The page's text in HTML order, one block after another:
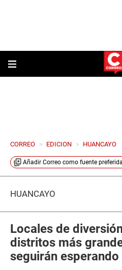
CORREO > EDICION > HUANCAYO
Añadir Correo como fuente
HUANCAYO
Locales de
distritos más
seguirán